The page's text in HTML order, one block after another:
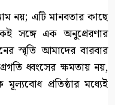
নয়; এটি মানবতার কাছে
সঙ্গে এক অনুপ্রেরণার
স্মৃতি আমাদের বারবার
ধ্বংসের ক্ষমতায় নয়,
প্রতিষ্ঠার মধ্যেই